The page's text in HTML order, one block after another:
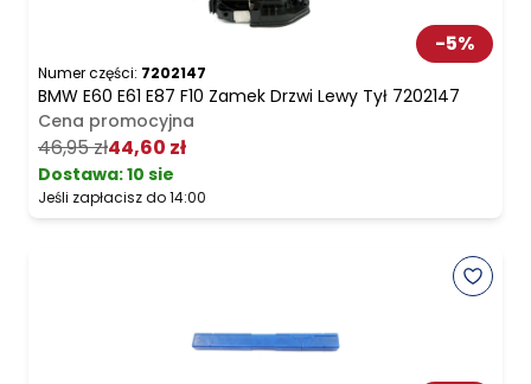
-5%
Numer części: 7202147
BMW E60 E61 E87 F10 Zamek Drzwi Lewy Tył 7202147
Cena promocyjna
46,95 zł44,60 zł
Dostawa:10 sie
Jeśli zapłacisz do 14:00